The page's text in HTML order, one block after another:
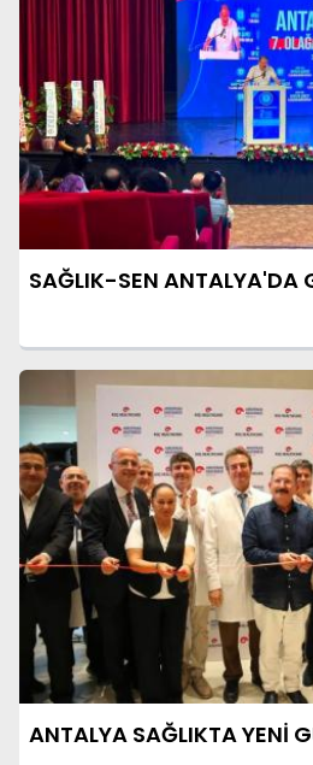
SAĞLIK-SEN ANTALYA'DA
ANTALYA SAĞLIKTA YENİ